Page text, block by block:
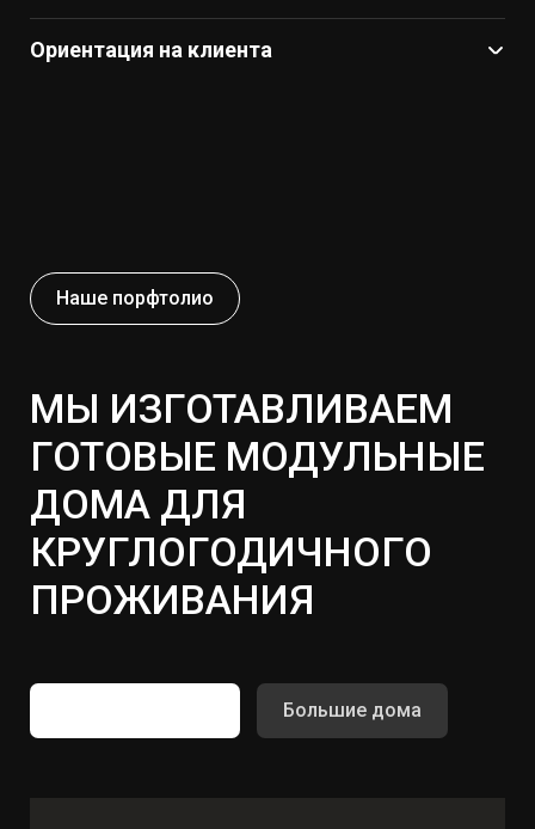
Ориентация на клиента
Наше порфтолио
МЫ ИЗГОТАВЛИВАЕМ
ГОТОВЫЕ МОДУЛЬНЫЕ
ДОМА ДЛЯ
КРУГЛОГОДИЧНОГО
ПРОЖИВАНИЯ
Большие дома